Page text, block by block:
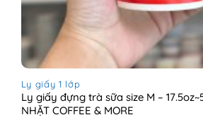
Ly giấy 1 lớp
Ly giấy đựng trà sữa size M –
NHẶT COFFEE & MORE